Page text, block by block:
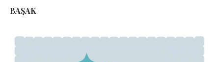
BAŞAK